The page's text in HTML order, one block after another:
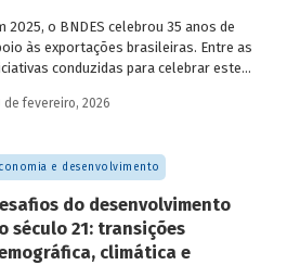
2025, o BNDES celebrou 35 anos de
às exportações brasileiras. Entre as
conduzidas para celebrar este
para a história do
está o lançamento da publicação
Exim: 35 anos de apoio às
de fevereiro, 2026
e desenvolvimento
do desenvolvimento
século 21: transições
climática e